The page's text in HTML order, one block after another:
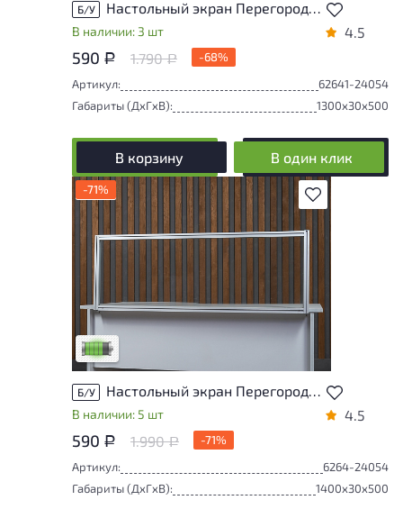
Б/У
В наличии: 3 шт 4.5
590 Р 1.790Р
-68%
Артикул:
62641-24054
Габариты (ДxГxВ):
1300x30x500
В корзину В один клик
В избранное
-71%
У товара присутствуют незначительные
следы эксплуатации, не влияющие на
удобство его использования
Низкая степень износа
Б/У
В наличии: 5 шт 4.5
590 Р 1.990Р
-71%
Артикул:
6264-24054
Габариты (ДxГxВ):
1400x30x500